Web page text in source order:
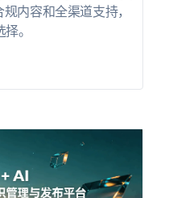
内容和全渠道支持，
。